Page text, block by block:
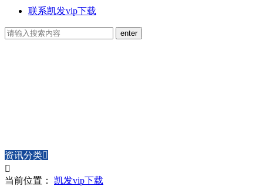
联系凯发vip下载
资讯分类

当前位置：
凯发vip下载